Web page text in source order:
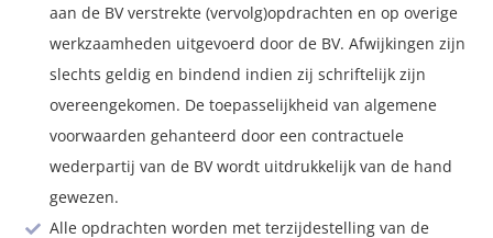
aan de BV verstrekte (vervolg)opdrachten en op overige
werkzaamheden uitgevoerd door de BV. Afwijkingen zijn
slechts geldig en bindend indien zij schriftelijk zijn
overeengekomen. De toepasselijkheid van algemene
voorwaarden gehanteerd door een contractuele
wederpartij van de BV wordt uitdrukkelijk van de hand
gewezen.
Alle opdrachten worden met terzijdestelling van de